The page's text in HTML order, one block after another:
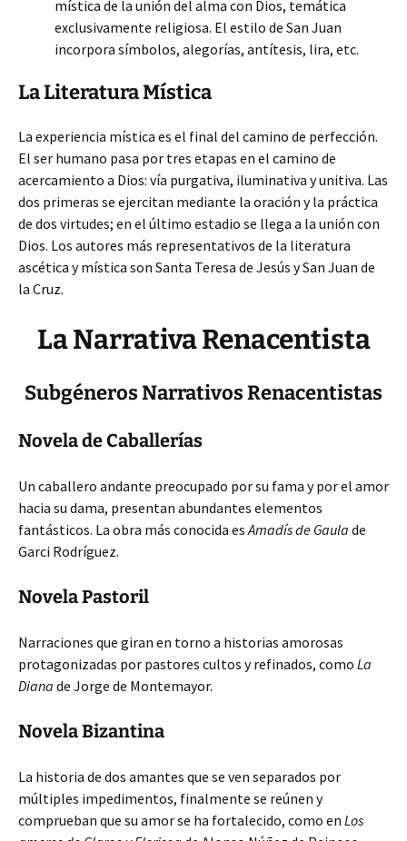
mística de la unión del alma con Dios, temática
exclusivamente religiosa. El estilo de San Juan
incorpora símbolos, alegorías, antítesis, lira, etc.
La Literatura Mística
La experiencia mística es el final del camino de perfección.
El ser humano pasa por tres etapas en el camino de
acercamiento a Dios: vía purgativa, iluminativa y unitiva. Las
dos primeras se ejercitan mediante la oración y la práctica
de dos virtudes; en el último estadio se llega a la unión con
Dios. Los autores más representativos de la literatura
ascética y mística son Santa Teresa de Jesús y San Juan de
la Cruz.
La Narrativa Renacentista
Subgéneros Narrativos Renacentistas
Novela de Caballerías
Un caballero andante preocupado por su fama y por el amor
hacia su dama, presentan abundantes elementos
fantásticos. La obra más conocida esAmadís de Gaula de
Garci Rodríguez.
Novela Pastoril
Narraciones que giran en torno a historias amorosas
protagonizadas por pastores cultos y refinados, como La
Diana de Jorge de Montemayor.
Novela Bizantina
La historia de dos amantes que se ven separados por
múltiples impedimentos, finalmente se reúnen y
comprueban que su amor se ha fortalecido, como en Los